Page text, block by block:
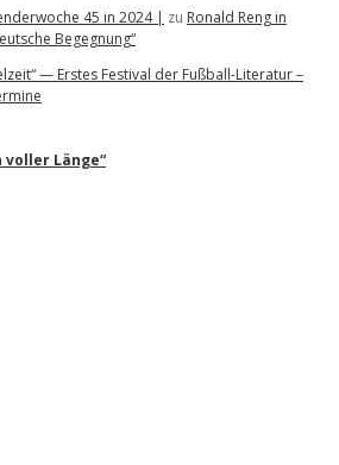
45 in 2024 | zu Ronald Reng in
Begegnung“
— Erstes Festival der Fußball-Literatur –
Länge“